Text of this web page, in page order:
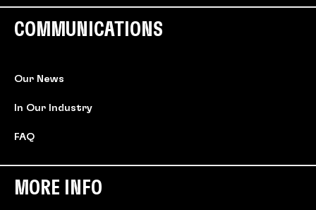
COMMUNICATIONS
Our News
In Our Industry
FAQ
MORE INFO